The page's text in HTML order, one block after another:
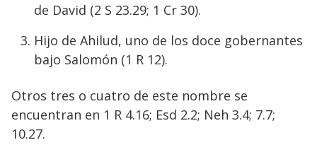
de David (2 S 23.29; 1 Cr 30).
Hijo de Ahilud, uno de los doce gobernantes
bajo Salomón (1 R 12).
Otros tres o cuatro de este nombre se
encuentran en 1 R 4.16; Esd 2.2; Neh 3.4; 7.7;
10.27.